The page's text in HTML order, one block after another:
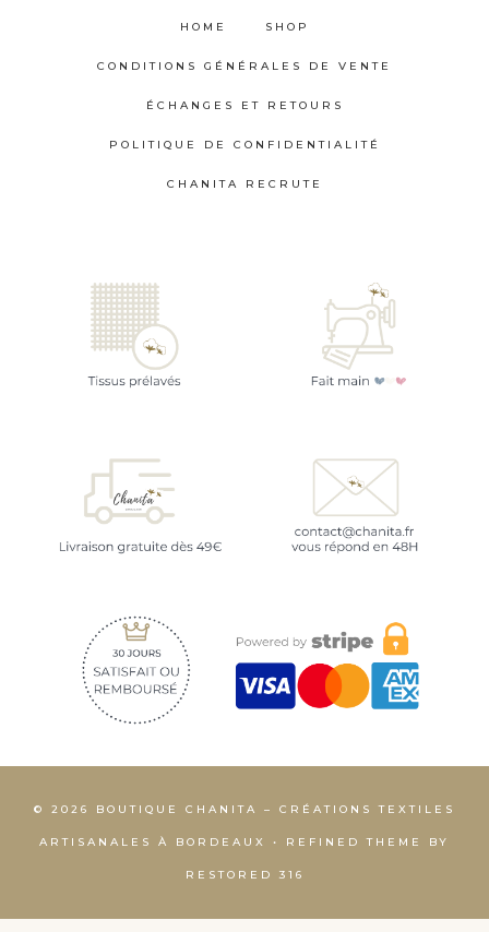
HOME SHOP
CONDITIONS GÉNÉRALES DE VENTE
ÉCHANGES ET RETOURS
POLITIQUE DE CONFIDENTIALITÉ
CHANITA RECRUTE
© 2026 BOUTIQUE CHANITA – CRÉATIONS TEXTILES
ARTISANALES À BORDEAUX • REFINED THEME BY
RESTORED 316